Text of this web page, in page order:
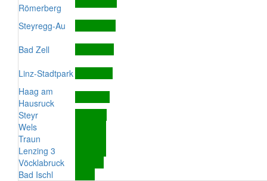
Römerberg
Steyregg-Au
Bad Zell
Linz-Stadtpark
Haag am
Hausruck
Steyr
Wels
Traun
Lenzing 3
Vöcklabruck
Bad Ischl